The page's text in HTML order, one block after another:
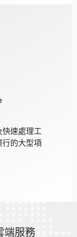
速處理工
的大型項
端服務